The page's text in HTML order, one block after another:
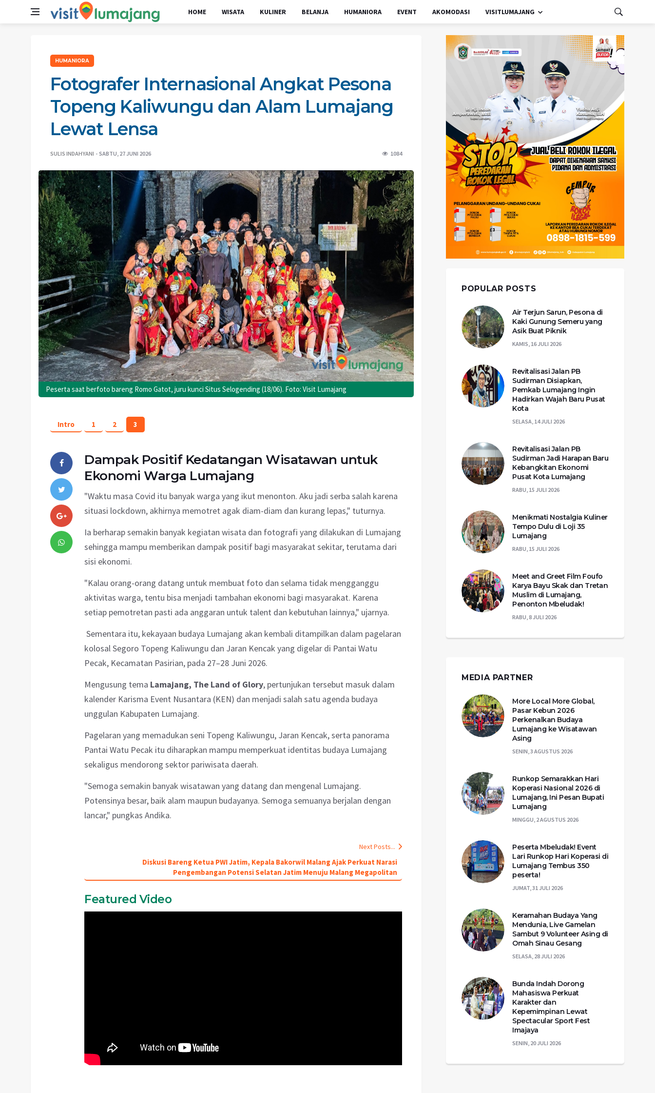
HOME WISATA KULINER BELANJA HUMANIORA EVENT AKOMODASI VISITLUMAJANG
HUMANIORA
Fotografer Internasional Angkat Pesona
Topeng Kaliwungu dan Alam Lumajang
Lewat Lensa
SULIS INDAHYANI SABTU, 27 JUNI 2026 1084
Peserta saat berfoto bareng Romo Gatot, juru kunci Situs Selogending (18/06). Foto: Visit Lumajang
Intro 1 2 3
Dampak Positif Kedatangan Wisatawan untuk
Ekonomi Warga Lumajang
"Waktu masa Covid itu banyak warga yang ikut menonton. Aku jadi serba salah karena
situasi lockdown, akhirnya memotret agak diam-diam dan kurang lepas," tuturnya.
Ia berharap semakin banyak kegiatan wisata dan fotografi yang dilakukan di Lumajang
sehingga mampu memberikan dampak positif bagi masyarakat sekitar, terutama dari
sisi ekonomi.
"Kalau orang-orang datang untuk membuat foto dan selama tidak mengganggu
aktivitas warga, tentu bisa menjadi tambahan ekonomi bagi masyarakat. Karena
setiap pemotretan pasti ada anggaran untuk talent dan kebutuhan lainnya," ujarnya.
Sementara itu, kekayaan budaya Lumajang akan kembali ditampilkan dalam pagelaran
kolosal Segoro Topeng Kaliwungu dan Jaran Kencak yang digelar di Pantai Watu
Pecak, Kecamatan Pasirian, pada 27–28 Juni 2026.
Mengusung tema Lamajang, The Land of Glory, pertunjukan tersebut masuk dalam
kalender Karisma Event Nusantara (KEN) dan menjadi salah satu agenda budaya
unggulan Kabupaten Lumajang.
Pagelaran yang memadukan seni Topeng Kaliwungu, Jaran Kencak, serta panorama
Pantai Watu Pecak itu diharapkan mampu memperkuat identitas budaya Lumajang
sekaligus mendorong sektor pariwisata daerah.
"Semoga semakin banyak wisatawan yang datang dan mengenal Lumajang.
Potensinya besar, baik alam maupun budayanya. Semoga semuanya berjalan dengan
lancar," pungkas Andika.
Next Posts...
Diskusi Bareng Ketua PWI Jatim, Kepala Bakorwil Malang Ajak Perkuat Narasi
Pengembangan Potensi Selatan Jatim Menuju Malang Megapolitan
Featured Video
POPULAR POSTS
Air Terjun Sarun, Pesona di
Kaki Gunung Semeru yang
Asik Buat Piknik
KAMIS, 16 JULI 2026
Revitalisasi Jalan PB
Sudirman Disiapkan,
Pemkab Lumajang Ingin
Hadirkan Wajah Baru Pusat
Kota
SELASA, 14 JULI 2026
Revitalisasi Jalan PB
Sudirman Jadi Harapan Baru
Kebangkitan Ekonomi
Pusat Kota Lumajang
RABU, 15 JULI 2026
Menikmati Nostalgia Kuliner
Tempo Dulu di Loji 35
Lumajang
RABU, 15 JULI 2026
Meet and Greet Film Foufo
Karya Bayu Skak dan Tretan
Muslim di Lumajang,
Penonton Mbeludak!
RABU, 8 JULI 2026
MEDIA PARTNER
More Local More Global,
Pasar Kebun 2026
Perkenalkan Budaya
Lumajang ke Wisatawan
Asing
SENIN, 3 AGUSTUS 2026
Runkop Semarakkan Hari
Koperasi Nasional 2026 di
Lumajang, Ini Pesan Bupati
Lumajang
MINGGU, 2 AGUSTUS 2026
Peserta Mbeludak! Event
Lari Runkop Hari Koperasi di
Lumajang Tembus 350
peserta!
JUMAT, 31 JULI 2026
Keramahan Budaya Yang
Mendunia, Live Gamelan
Sambut 9 Volunteer Asing di
Omah Sinau Gesang
SELASA, 28 JULI 2026
Bunda Indah Dorong
Mahasiswa Perkuat
Karakter dan
Kepemimpinan Lewat
Spectacular Sport Fest
Imajaya
SENIN, 20 JULI 2026